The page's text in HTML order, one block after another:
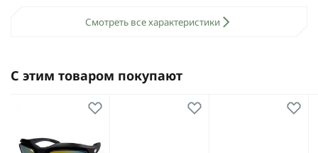
Состав ткани Флис плотностью 320г/м2
Шапка
Смотреть все характеристики
С этим товаром покупают